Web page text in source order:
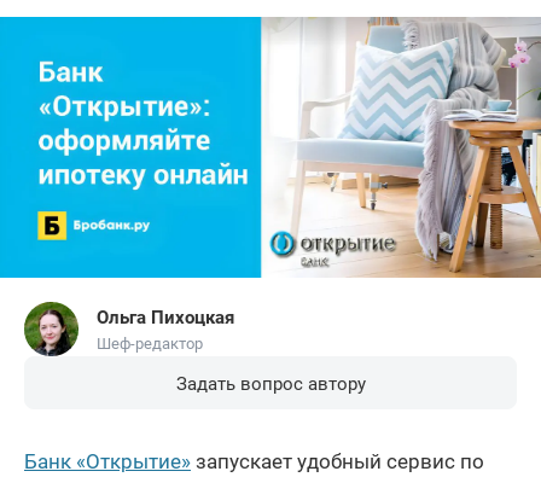
Ольга Пихоцкая
Шеф-редактор
Задать вопрос автору
Банк «Открытие» запускает удобный сервис по